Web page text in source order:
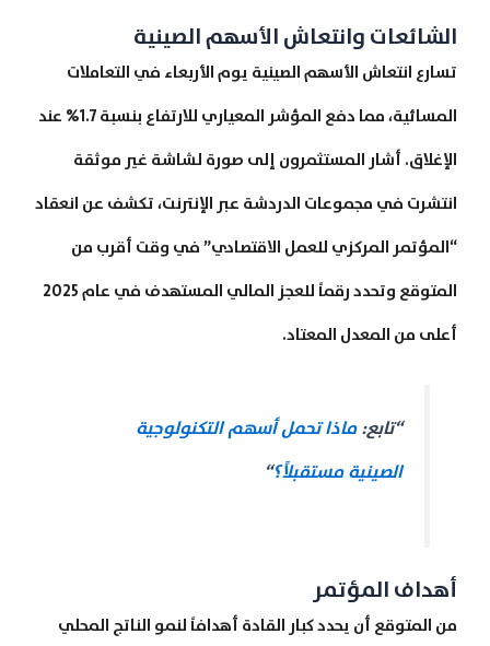
الشائعات وانتعاش الأسهم الصينية
تسارع انتعاش الأسهم الصينية يوم الأربعاء في التعاملات
المسائية، مما دفع المؤشر المعياري للارتفاع بنسبة 1.7% عند
الإغلاق. أشار المستثمرون إلى صورة لشاشة غير موثقة
انتشرت في مجموعات الدردشة عبر الإنترنت، تكشف عن انعقاد
“المؤتمر المركزي للعمل الاقتصادي” في وقت أقرب من
المتوقع وتحدد رقماً للعجز المالي المستهدف في عام 2025
أعلى من المعدل المعتاد.
“تابع:ماذا تحمل أسهم التكنولوجية
الصينية مستقبلاً؟“
أهداف المؤتمر
من المتوقع أن يحدد كبار القادة أهدافاً لنمو الناتج المحلي